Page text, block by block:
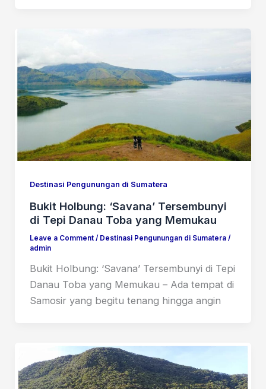
Destinasi Pengunungan di Sumatera
Bukit Holbung: ‘Savana’ Tersembunyi
di Tepi Danau Toba yang Memukau
Leave a Comment / Destinasi Pengunungan di Sumatera/
admin
Bukit Holbung: ‘Savana’ Tersembunyi di Tepi
Danau Toba yang Memukau – Ada tempat di
Samosir yang begitu tenang hingga angin